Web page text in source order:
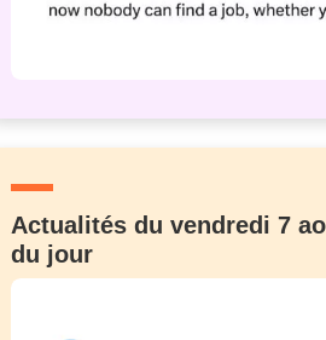
Actualités du vendredi 7
du jour